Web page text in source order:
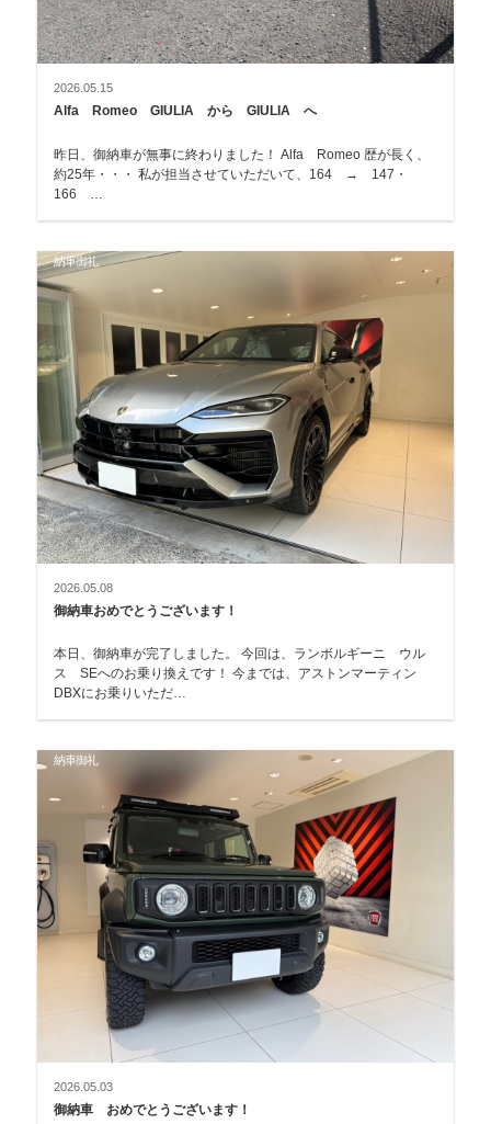
2026.05.15
Alfa Romeo GIULIA から GIULIA へ
昨日、御納車が無事に終わりました！ Alfa Romeo 歴が長く、
約25年・・・ 私が担当させていただいて、164 → 147・
166 …
納車御礼
2026.05.08
御納車おめでとうございます！
本日、御納車が完了しました。 今回は、ランボルギーニ ウル
ス SEへのお乗り換えです！ 今までは、アストンマーティン
DBXにお乗りいただ…
納車御礼
2026.05.03
御納車 おめでとうございます！